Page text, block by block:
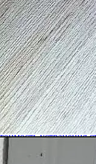
в квартире
недостатки
специальных
отделки, трещины
Однако в боль...
осмотра, по
выявления всех
необходимо
их наличия по
устранения
приема-передачи
о том, что